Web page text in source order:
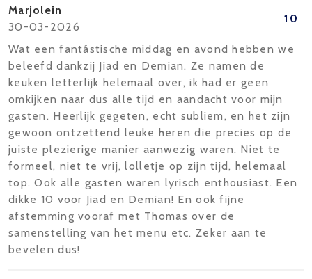
Marjolein
30-03-2026
10
Wat een fantástische middag en avond hebben we
beleefd dankzij Jiad en Demian. Ze namen de
keuken letterlijk helemaal over, ik had er geen
omkijken naar dus alle tijd en aandacht voor mijn
gasten. Heerlijk gegeten, echt subliem, en het zijn
gewoon ontzettend leuke heren die precies op de
juiste plezierige manier aanwezig waren. Niet te
formeel, niet te vrij, lolletje op zijn tijd, helemaal
top. Ook alle gasten waren lyrisch enthousiast. Een
dikke 10 voor Jiad en Demian! En ook fijne
afstemming vooraf met Thomas over de
samenstelling van het menu etc. Zeker aan te
bevelen dus!